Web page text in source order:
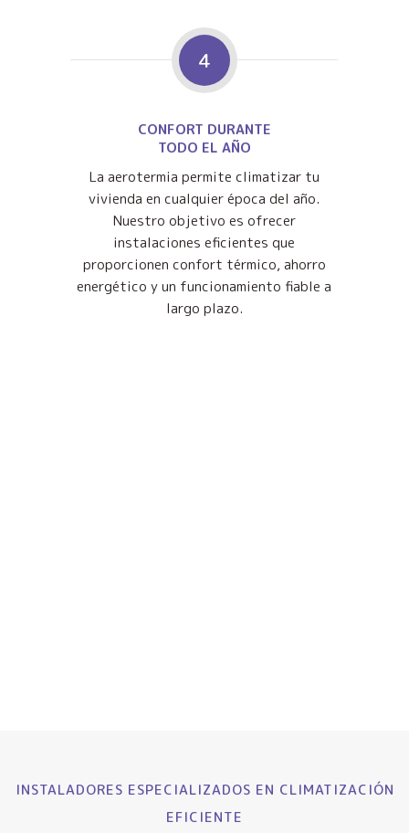
4
CONFORT DURANTE
TODO EL AÑO
La aerotermia permite climatizar tu
vivienda en cualquier época del año.
Nuestro objetivo es ofrecer
instalaciones eficientes que
proporcionen confort térmico, ahorro
energético y un funcionamiento fiable a
largo plazo.
INSTALADORES ESPECIALIZADOS EN CLIMATIZACIÓN
EFICIENTE